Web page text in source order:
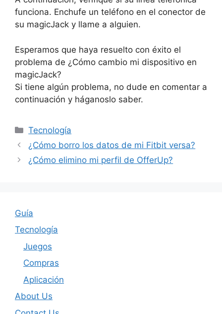
funciona. Enchufe un teléfono en el conector de
su magicJack y llame a alguien.
Esperamos que haya resuelto con éxito el
problema de ¿Cómo cambio mi dispositivo en
magicJack?
Si tiene algún problema, no dude en comentar a
continuación y háganoslo saber.
Categories
Tecnología
¿Cómo borro los datos de mi Fitbit versa?
¿Cómo elimino mi perfil de OfferUp?
Guía
Tecnología
Juegos
Compras
Aplicación
About Us